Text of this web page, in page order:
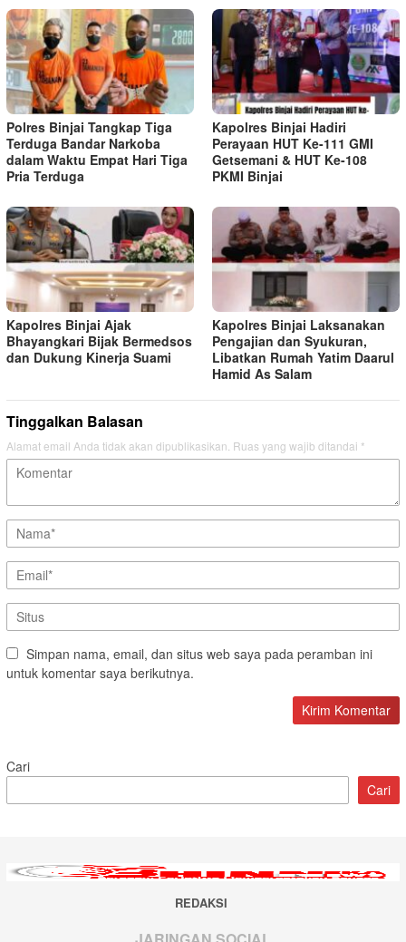
Polres Binjai Tangkap Tiga
Terduga Bandar Narkoba
dalam Waktu Empat Hari Tiga
Pria Terduga
Kapolres Binjai Hadiri
Perayaan HUT Ke-111 GMI
Getsemani & HUT Ke-108
PKMI Binjai
Kapolres Binjai Ajak
Bhayangkari Bijak Bermedsos
dan Dukung Kinerja Suami
Kapolres Binjai Laksanakan
Pengajian dan Syukuran,
Libatkan Rumah Yatim Daarul
Hamid As Salam
Tinggalkan Balasan
Alamat email Anda tidak akan dipublikasikan. Ruas yang wajib ditandai *
Simpan nama, email, dan situs web saya pada peramban ini
untuk komentar saya berikutnya.
Cari
Cari
REDAKSI